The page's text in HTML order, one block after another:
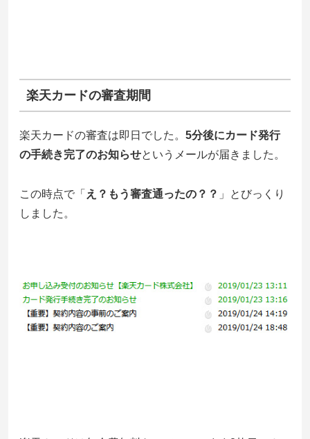
楽天カードの審査期間
楽天カードの審査は即日でした。 5分後にカード発行
の手続き完了のお知らせというメールが届きました。
この時点で「 え？もう審査通ったの？？ 」とびっくり
しました。